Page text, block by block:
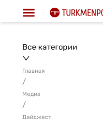
Все категории
Главная
/
Медиа
/
Дайджест